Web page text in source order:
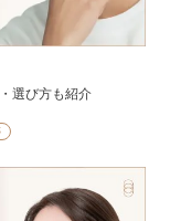
選び方も紹介